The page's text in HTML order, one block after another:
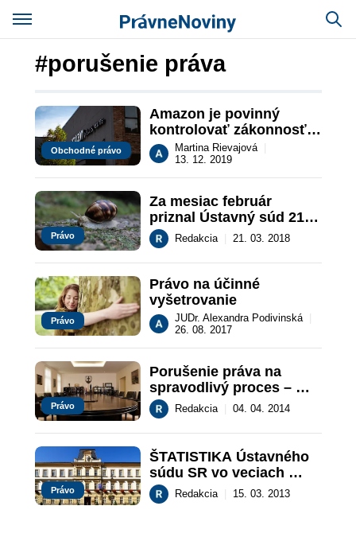
#porušenie práva
Obchodné právo
Amazon je povinný
kontrolovať zákonnosť
ponúkaných tovarov a
služieb
Martina Rievajová
13. 12. 2019
Právo
Za mesiac február
priznal Ústavný súd 21
500 EUR
Redakcia 21. 03. 2018
Právo
Právo na účinné
vyšetrovanie
JUDr. Alexandra Podivinská
26. 08. 2017
Právo
Porušenie práva na
spravodlivý proces –
nesprávna aplikácia
právneho predpisu a
svojvoľný spôsob
hodnotenia dôkazu
všeobecným súdom
Redakcia 04. 04. 2014
Právo
ŠTATISTIKA Ústavného
súdu SR vo veciach
porušenia základných za
mesiac február 2013
Redakcia 15. 03. 2013